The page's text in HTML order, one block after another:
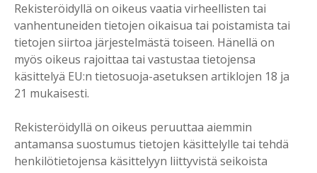
Rekisteröidyllä on oikeus vaatia virheellisten tai
vanhentuneiden tietojen oikaisua tai poistamista tai
tietojen siirtoa järjestelmästä toiseen. Hänellä on
myös oikeus rajoittaa tai vastustaa tietojensa
käsittelyä EU:n tietosuoja-asetuksen artiklojen 18 ja
21 mukaisesti.
Rekisteröidyllä on oikeus peruuttaa aiemmin
antamansa suostumus tietojen käsittelylle tai tehdä
henkilötietojensa käsittelyyn liittyvistä seikoista